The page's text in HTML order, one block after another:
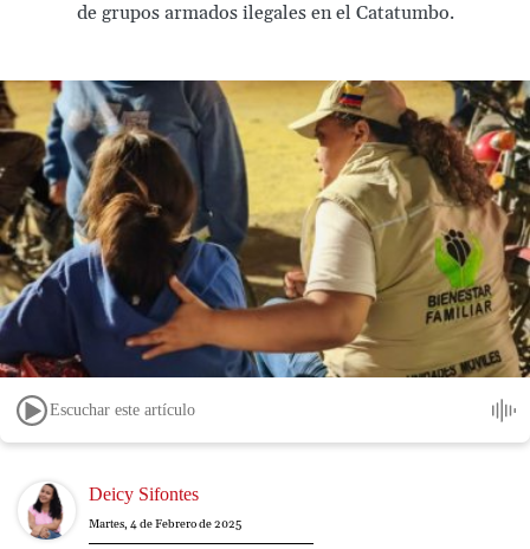
de grupos armados ilegales en el Catatumbo.
Escuchar este artículo
Image Deicy Sifontes
Martes, 4 de Febrero de 2025